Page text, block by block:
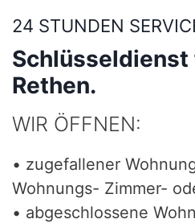
24 STUNDEN
Schlüsseldienst
Rethen.
WIR ÖFFNEN:
• zugefallener
Wohnungs- Zimmer-
• abgeschlossene